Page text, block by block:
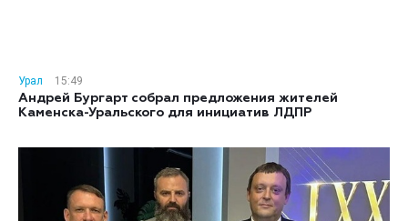
Урал
15:49
Андрей Бургарт собрал предложения жителей
Каменска-Уральского для инициатив ЛДПР